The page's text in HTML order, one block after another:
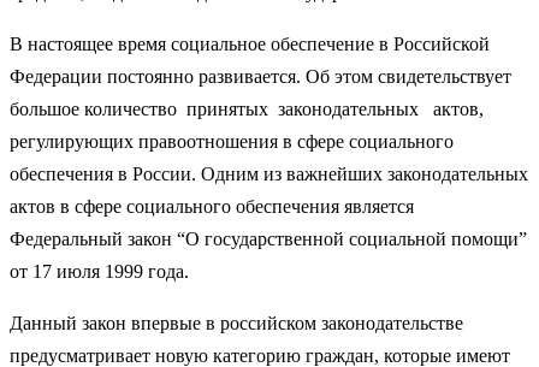
В настоящее время социальное обеспечение в Российской
Федерации постоянно развивается. Об этом свидетельствует
большое количество принятых законодательных актов,
регулирующих правоотношения в сфере социального
обеспечения в России. Одним из важнейших законодательных
актов в сфере социального обеспечения является
Федеральный закон “О государственной социальной помощи”
от 17 июля 1999 года.
Данный закон впервые в российском законодательстве
предусматривает новую категорию граждан, которые имеют